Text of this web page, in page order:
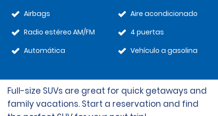
Airbags
Radio estéreo AM/FM
Automática
Aire acondicionado
4 puertas
Vehículo a gasolina
Full-size SUVs are great for quick getaways and
family vacations. Start a reservation and find